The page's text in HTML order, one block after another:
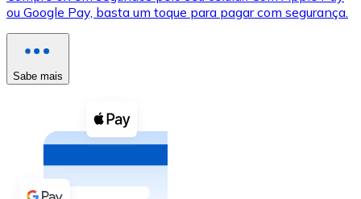
XRP
Cupons cripto
Comprar com dinheiro
ou Google Pay, basta um toque para pagar com segurança.
Sabe mais